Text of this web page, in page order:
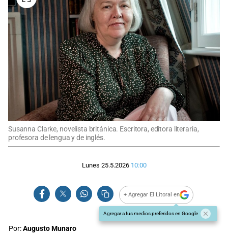
Susanna Clarke, novelista británica. Escritora, editora literaria,
profesora de lengua y de inglés.
Lunes 25.5.2026 10:00
+ Agregar El Litoral en
Agregar a tus medios preferidos en Google
Por:Augusto Munaro